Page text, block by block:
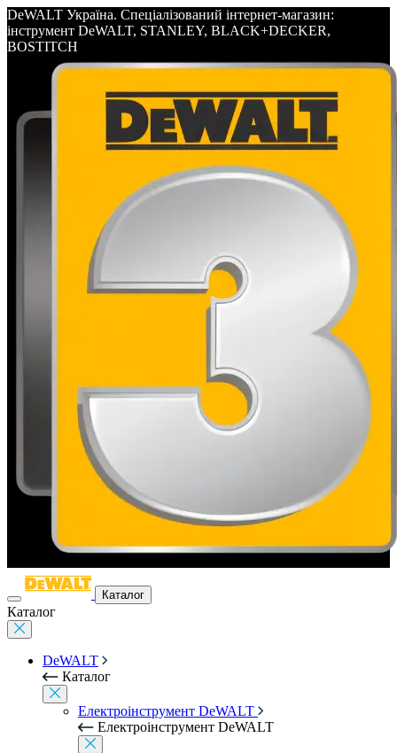
DeWALT Україна. Спеціалізований інтернет-магазин:
інструмент DeWALT, STANLEY, BLACK+DECKER,
BOSTITCH
Каталог
Каталог
DeWALT
Каталог
Електроінструмент DeWALT
Електроінструмент DeWALT